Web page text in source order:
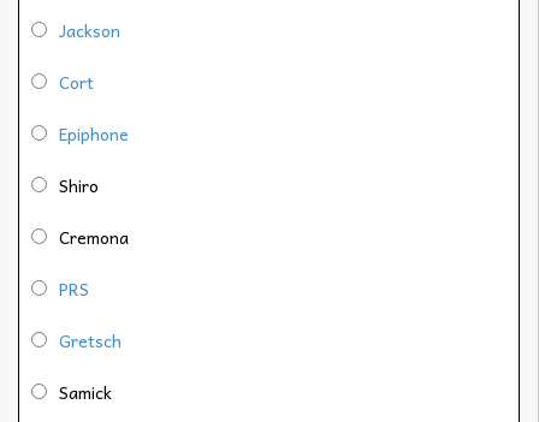
Jackson
Cort
Epiphone
Shiro
Cremona
PRS
Gretsch
Samick